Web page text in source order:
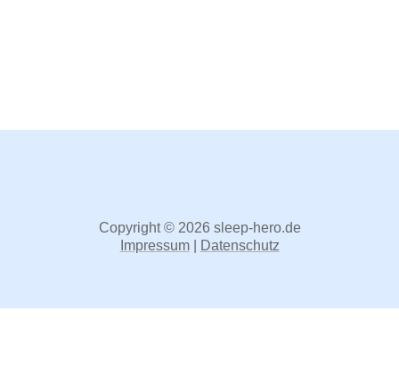
Copyright © 2026 sleep-hero.de
Impressum| Datenschutz